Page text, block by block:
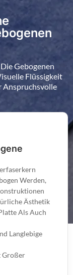
Gebogenen
Flüssigkeit
Anspruchsvolle
Werden,
Ästhetik
Als Auch
Langlebige
Großer